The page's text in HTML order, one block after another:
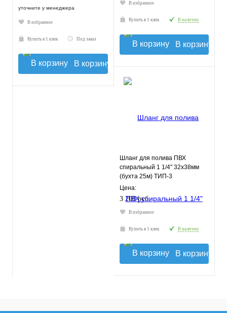
уточните у менеджера
В избранное
Купить в 1 клик Под заказ
В корзину
В избранное
Купить в 1 клик В наличии
В корзину
Шланг для полива ПВХ
спиральный 1 1/4" 32х38мм
(бухта 25м) ТИП-3
слабонапорный
морозостойкий
Цена:
3 200 руб.
В избранное
Купить в 1 клик В наличии
В корзину